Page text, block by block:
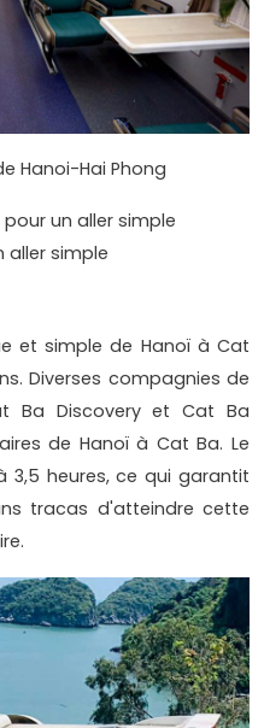
Hanoi-Hai Phong
pour un aller simple
aller simple
et simple de Hanoï à Cat
Diverses compagnies de
Ba Discovery et Cat Ba
de Hanoï à Cat Ba. Le
3,5 heures, ce qui garantit
tracas d'atteindre cette